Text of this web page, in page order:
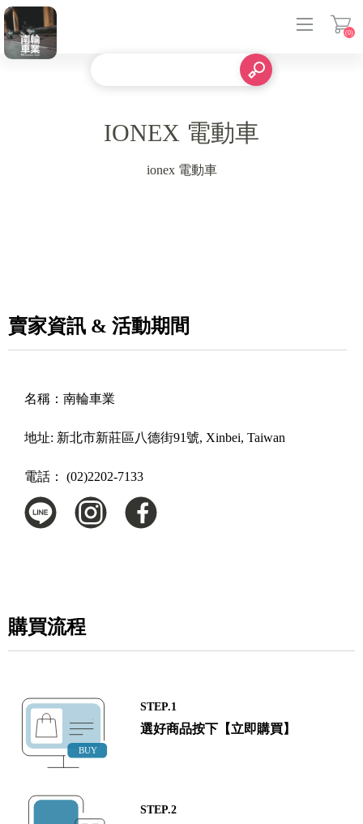
(0)
IONEX 電動車
ionex 電動車
賣家資訊 & 活動期間
名稱： 南輪車業
地址: 新北市新莊區八德街91號, Xinbei, Taiwan
電話： (02)2202-7133
購買流程
STEP.1
選好商品按下【立即購買】
STEP.2